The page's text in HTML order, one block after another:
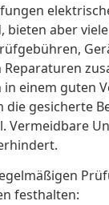
bieten aber
in einem guten
die gesicherte
Vermeidbare
festhalten: